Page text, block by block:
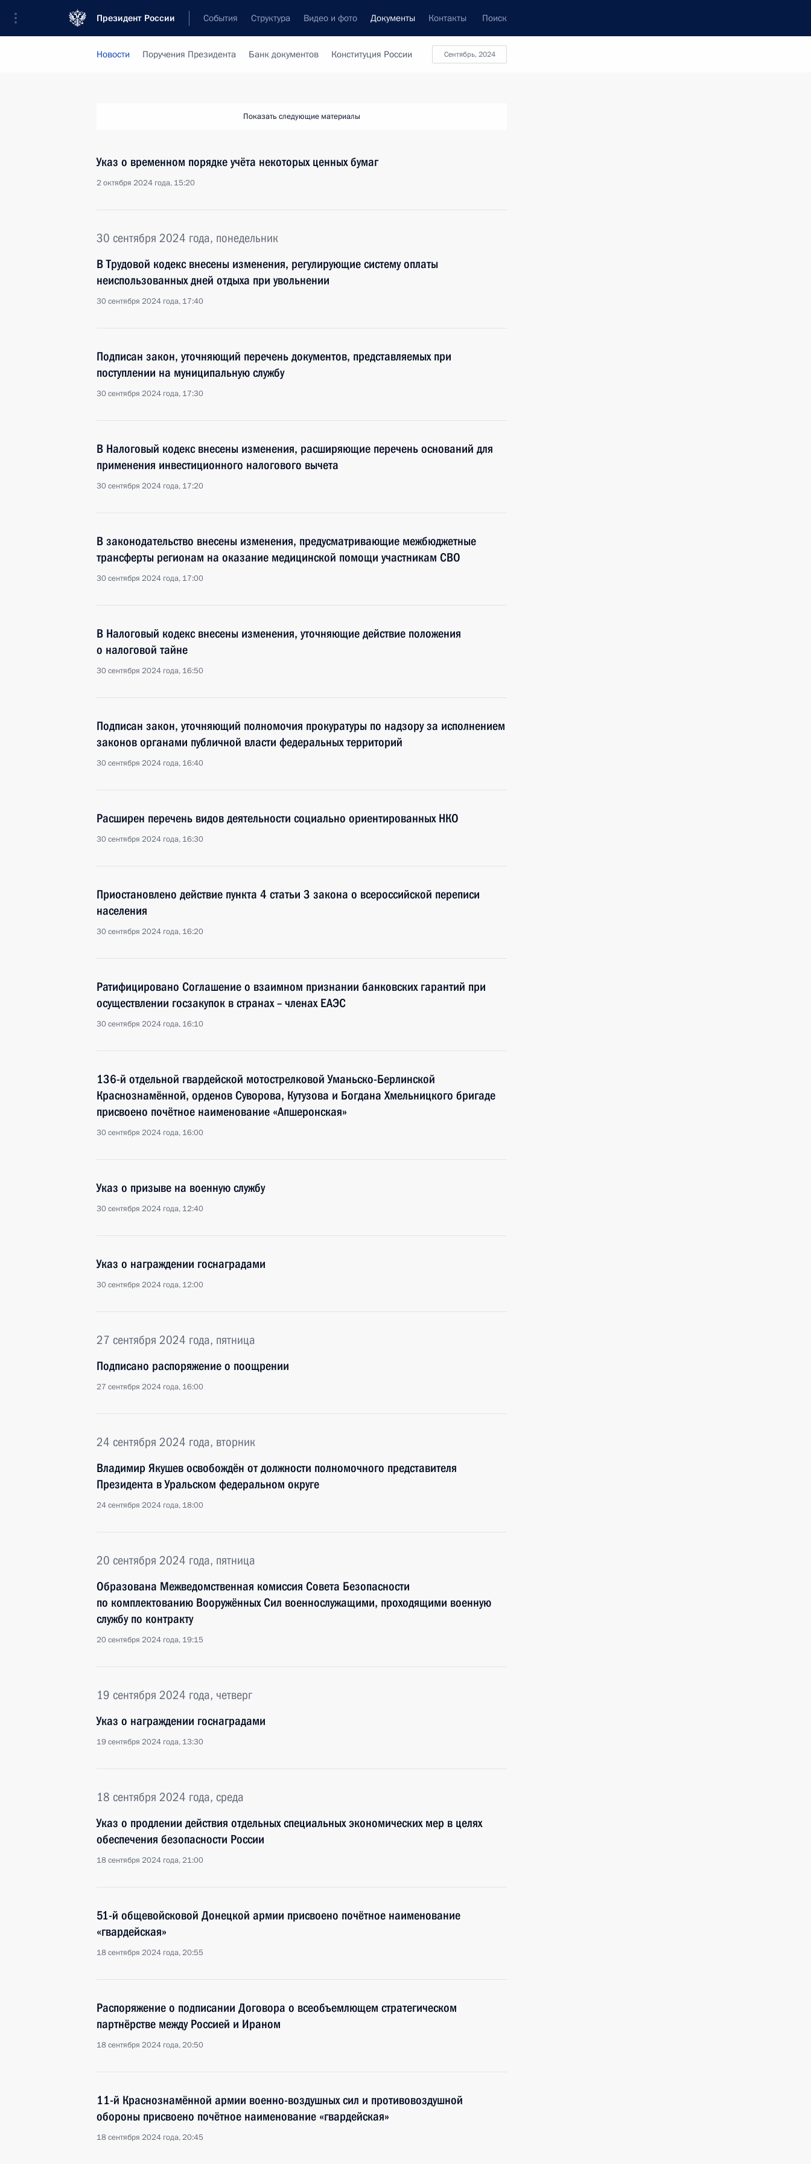
Президент России События Структура Видео и фото Документы Контакты Поиск
сентябрь, 2024
Новости Поручения Президента Банк документов Конституция России
Показать следующие материалы
Указ о временном порядке учёта некоторых ценных бумаг
2 октября 2024 года, 15:20
30 сентября 2024 года, понедельник
В Трудовой кодекс внесены изменения, регулирующие систему оплаты
неиспользованных дней отдыха при увольнении
30 сентября 2024 года, 17:40
Подписан закон, уточняющий перечень документов, представляемых при
поступлении на муниципальную службу
30 сентября 2024 года, 17:30
В Налоговый кодекс внесены изменения, расширяющие перечень оснований для
применения инвестиционного налогового вычета
30 сентября 2024 года, 17:20
В законодательство внесены изменения, предусматривающие межбюджетные
трансферты регионам на оказание медицинской помощи участникам СВО
30 сентября 2024 года, 17:00
В Налоговый кодекс внесены изменения, уточняющие действие положения
о налоговой тайне
30 сентября 2024 года, 16:50
Подписан закон, уточняющий полномочия прокуратуры по надзору за исполнением
законов органами публичной власти федеральных территорий
30 сентября 2024 года, 16:40
Расширен перечень видов деятельности социально ориентированных НКО
30 сентября 2024 года, 16:30
Приостановлено действие пункта 4 статьи 3 закона о всероссийской переписи
населения
30 сентября 2024 года, 16:20
Ратифицировано Соглашение о взаимном признании банковских гарантий при
осуществлении госзакупок в странах – членах ЕАЭС
30 сентября 2024 года, 16:10
136-й отдельной гвардейской мотострелковой Уманьско-Берлинской
Краснознамённой, орденов Суворова, Кутузова и Богдана Хмельницкого бригаде
присвоено почётное наименование «Апшеронская»
30 сентября 2024 года, 16:00
Указ о призыве на военную службу
30 сентября 2024 года, 12:40
Указ о награждении госнаградами
30 сентября 2024 года, 12:00
27 сентября 2024 года, пятница
Подписано распоряжение о поощрении
27 сентября 2024 года, 16:00
24 сентября 2024 года, вторник
Владимир Якушев освобождён от должности полномочного представителя
Президента в Уральском федеральном округе
24 сентября 2024 года, 18:00
20 сентября 2024 года, пятница
Образована Межведомственная комиссия Совета Безопасности
по комплектованию Вооружённых Сил военнослужащими, проходящими военную
службу по контракту
20 сентября 2024 года, 19:15
19 сентября 2024 года, четверг
Указ о награждении госнаградами
19 сентября 2024 года, 13:30
18 сентября 2024 года, среда
Указ о продлении действия отдельных специальных экономических мер в целях
обеспечения безопасности России
18 сентября 2024 года, 21:00
51-й общевойсковой Донецкой армии присвоено почётное наименование
«гвардейская»
18 сентября 2024 года, 20:55
Распоряжение о подписании Договора о всеобъемлющем стратегическом
партнёрстве между Россией и Ираном
18 сентября 2024 года, 20:50
11-й Краснознамённой армии военно-воздушных сил и противовоздушной
обороны присвоено почётное наименование «гвардейская»
18 сентября 2024 года, 20:45